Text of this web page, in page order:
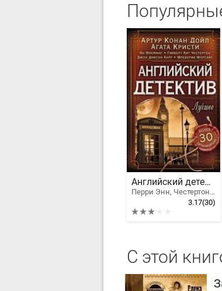
Английский детектив. Лучшее
Перри Энн, Честертон Гилберт Кийт, Конан Дойл Артур Игнатиус, Форсайт Фредерик, Карр Джон Диксон, Флеминг Ян, Агата Кристи Маллован, Брэтт Саймон, Барнард Роберт, Нейо Марш
3.17(30)
С этой